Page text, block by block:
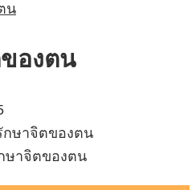
น
องตน
ษาจิตของตน